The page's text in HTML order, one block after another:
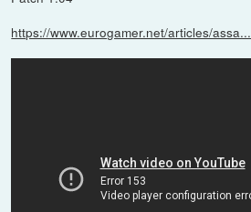
https://www.eurogamer.net/articles/assa...